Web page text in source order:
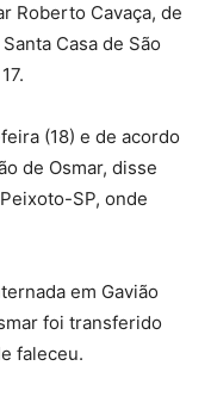
Roberto Cavaça, de
Casa de São
(18) e de acordo
de Osmar, disse
SP, onde
em Gavião
foi transferido
faleceu.